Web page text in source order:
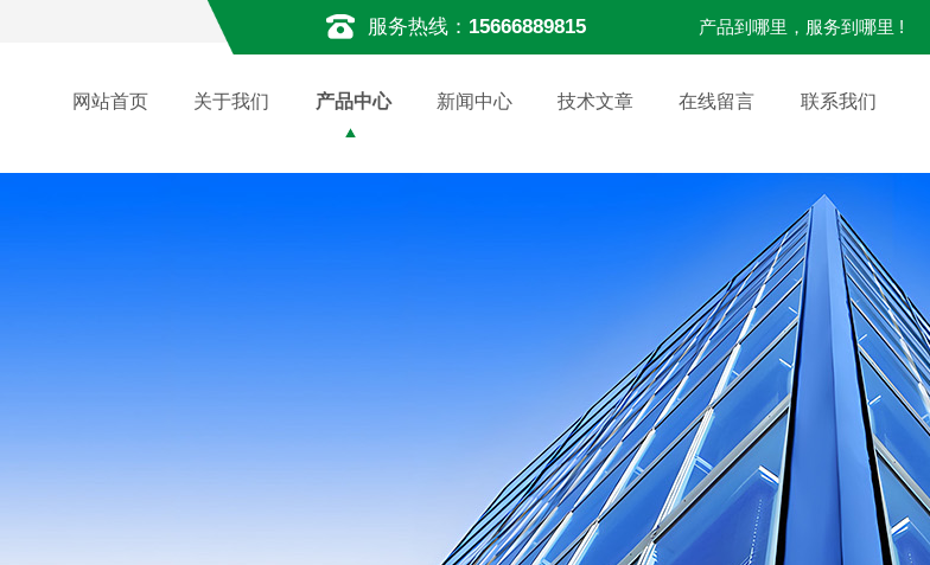
服务热线： 15666889815 产品到哪里，服务到哪里 !
网站首页 关于我们 产品中心 新闻中心 技术文章 在线留言 联系我们